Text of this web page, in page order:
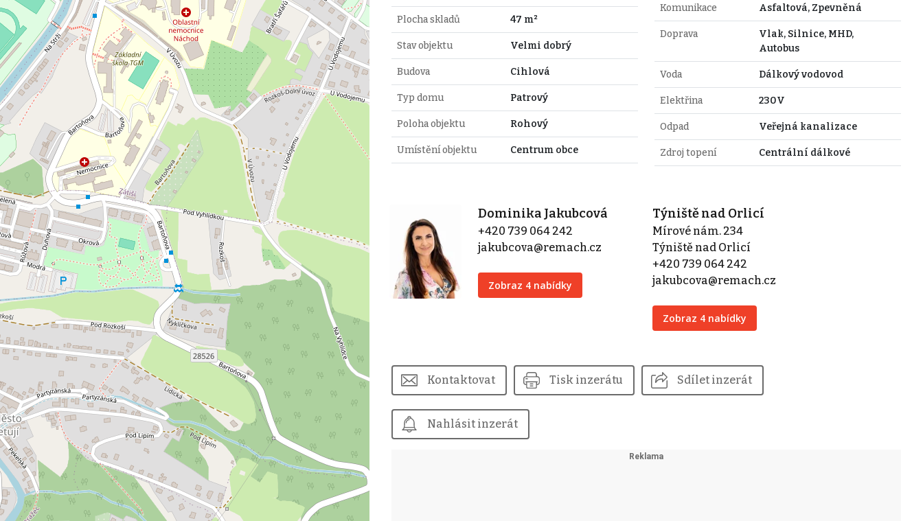
Plocha skladů 47 m²
Stav objektu Velmi dobrý
Budova Cihlová
Typ domu Patrový
Poloha objektu Rohový
Umístění objektu Centrum obce
Komunikace Asfaltová, Zpevněná
Doprava
Vlak, Silnice, MHD,
Autobus
Voda Dálkový vodovod
Elektřina 230V
Odpad Veřejná kanalizace
Zdroj topení Centrální dálkové
Dominika Jakubcová
+420 739 064 242
jakubcova@remach.cz
Zobraz 4 nabídky
Týniště nad Orlicí
Mírové nám. 234
Týniště nad Orlicí
+420 739 064 242
jakubcova@remach.cz
Zobraz 4 nabídky
Kontaktovat Tisk inzerátu Sdílet inzerát
Nahlásit inzerát